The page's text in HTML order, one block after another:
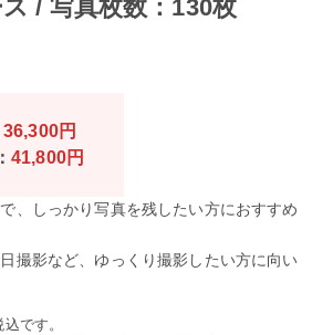
/ 写真枚数：130枚
36,300円
41,800円
、しっかり写真を残したい方におすすめ
撮影など、ゆっくり撮影したい方に向い
です。